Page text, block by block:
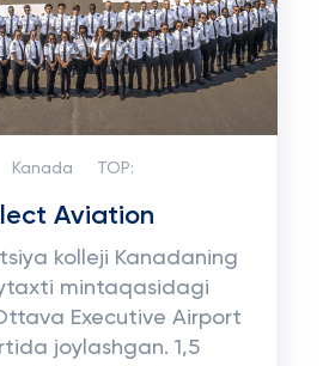
Kanada TOP:
Aviation
kolleji Kanadaning
mintaqasidagi
Executive Airport
joylashgan. 1,5